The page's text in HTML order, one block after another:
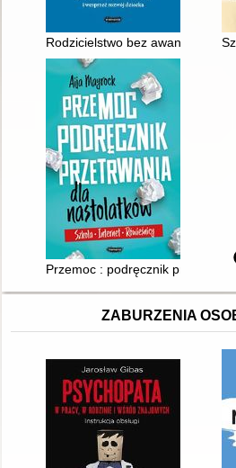
Rodzicielstwo bez awantur : jak
Przemoc : podręcznik
ZABURZENIA